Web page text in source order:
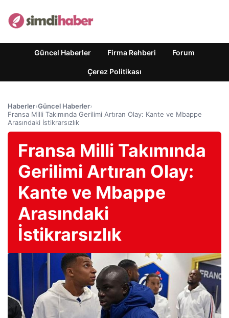
Güncel Haberler Firma Rehberi Forum
Çerez Politikası
Haberler›Güncel Haberler›
Fransa Milli Takımında Gerilimi Artıran Olay: Kante ve Mbappe
Arasındaki İstikrarsızlık
Fransa Milli Takımında
Gerilimi Artıran Olay:
Kante ve Mbappe
Arasındaki
İstikrarsızlık